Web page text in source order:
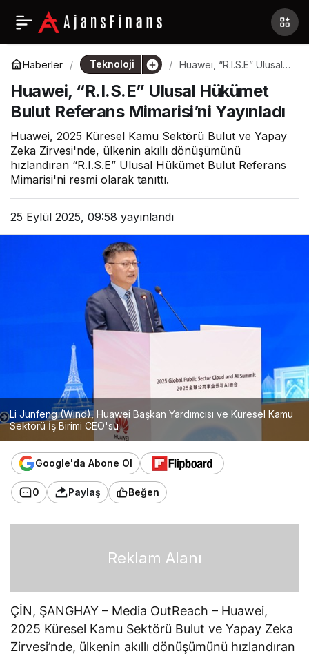
Haberler Teknoloji
Huawei, “R.I.S.E” Ulusal
Mimarisi’ni Yayınladı
Huawei, “R.I.S.E” Ulusal Hükümet
Bulut Referans Mimarisi’ni Yayınladı
Huawei, 2025 Küresel Kamu Sektörü Bulut ve Yapay
Zeka Zirvesi'nde, ülkenin akıllı dönüşümünü
hızlandıran “R.I.S.E” Ulusal Hükümet Bulut Referans
Mimarisi'ni resmi olarak tanıttı.
25 Eylül 2025, 09:58 yayınlandı
Li Junfeng (Wind), Huawei Başkan Yardımcısı ve Küresel Kamu
Sektörü İş Birimi CEO'su
Google'da Abone Ol
0 Paylaş Beğen
Reklam Alanı
ÇİN, ŞANGHAY – Media OutReach – Huawei,
2025 Küresel Kamu Sektörü Bulut ve Yapay Zeka
Zirvesi’nde, ülkenin akıllı dönüşümünü hızlandıran